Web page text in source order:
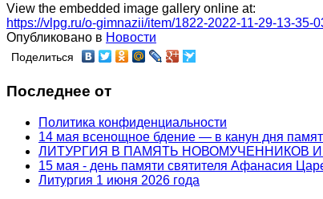
View the embedded image gallery online at:
https://vlpg.ru/o-gimnazii/item/1822-2022-11-29-13-35-
Опубликовано в Новости
Поделиться
Последнее от
Политика конфиденциальности
14 мая всенощное бдение — в канун дня
ЛИТУРГИЯ В ПАМЯТЬ НОВОМУЧЕННИКОВ
15 мая - день памяти святителя Афанасия
Литургия 1 июня 2026 года